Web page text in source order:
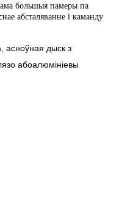
большыя памеры па
абсталяванне і каманду
асноўная дыск з
абоалюмініевы